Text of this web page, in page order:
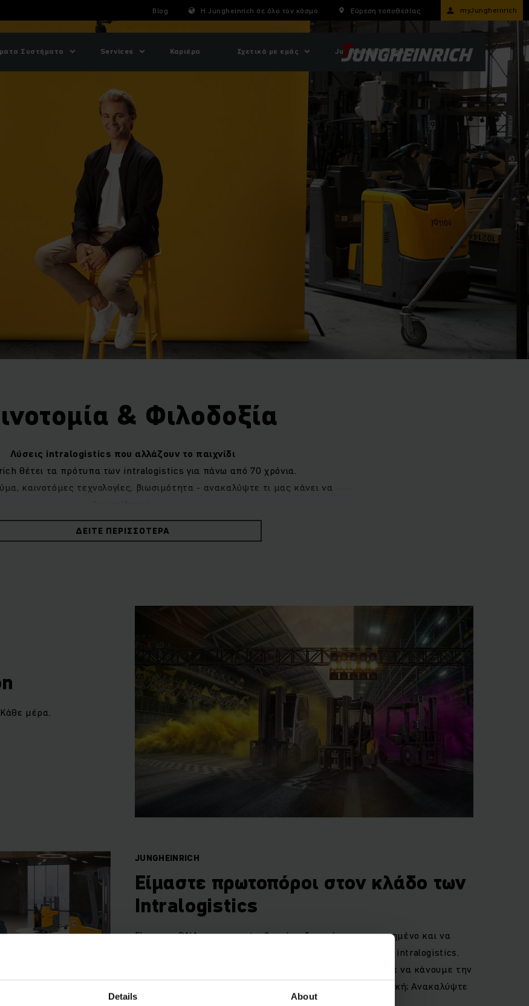
Details About
Blog Η Jungheinrich σε όλο τον κόσμο Εύρεση τοποθεσίας myJungheinrich
Συστήματα Services Καριέρα Σχετικά με εμάς Jungheinrich Shop
& Φιλοδοξία
Λύσεις intralogistics που αλλάζουν το παιχνίδι
θέτει τα πρότυπα των intralogistics για πάνω από 70 χρόνια.
καινοτόμες τεχνολογίες, βιωσιμότητα - ανακαλύψτε τι μας κάνει να
ΔΕΊΤΕ ΠΕΡΙΣΣΌΤΕΡΑ
μέρα.
JUNGHEINRICH
Είμαστε πρωτοπόροι στον κλάδο των
Intralogistics
Είναι στο DNA μας να αμφισβητούμε διαρκώς το κατεστημένο και να
προσαρμοζόμαστε σε κάθε νέα πρόκληση που αφορά τα intralogistics.
Πώς θα μοιάζει η αποθήκη του μέλλοντος; Πώς μπορούμε να κάνουμε την
αποθήκη σας ακόμη πιο αποδοτική, βιώσιμη και οικονομική; Ανακαλύψτε
το!